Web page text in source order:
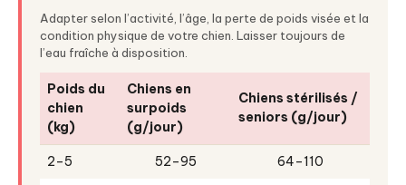
Adapter selon l’activité, l’âge, la perte de poids visée et la
condition physique de votre chien. Laisser toujours de
l’eau fraîche à disposition.
Poids du
chien
(kg)
Chiens en
surpoids
(g/jour)
Chiens stérilisés /
seniors (g/jour)
2–5 52–95 64–110